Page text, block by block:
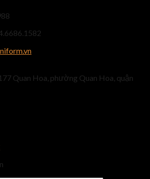
Quan Hoa, phường Quan Hoa, quận